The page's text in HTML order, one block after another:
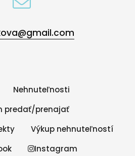
Nehnuteľnosti
predať/prenajať
Výkup nehnuteľností
Instagram